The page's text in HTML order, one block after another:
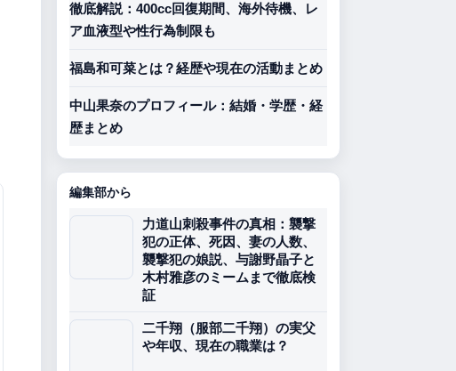
徹底解説：400cc回復期間、海外待機、レ
ア血液型や性行為制限も
福島和可菜とは？経歴や現在の活動まとめ
中山果奈のプロフィール：結婚・学歴・経
歴まとめ
編集部から
力道山刺殺事件の真相：襲撃
犯の正体、死因、妻の人数、
襲撃犯の娘説、与謝野晶子と
木村雅彦のミームまで徹底検
証
二千翔（服部二千翔）の実父
や年収、現在の職業は？